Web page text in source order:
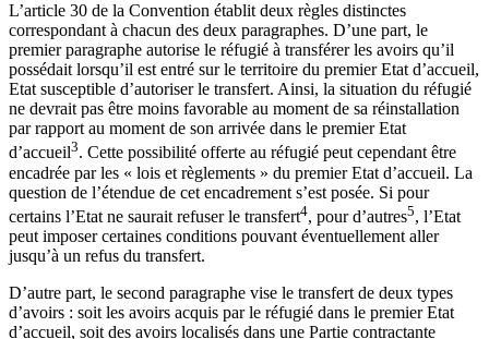
L’article 30 de la Convention établit deux règles distinctes
correspondant à chacun des deux paragraphes. D’une part, le
premier paragraphe autorise le réfugié à transférer les avoirs qu’il
possédait lorsqu’il est entré sur le territoire du premier Etat d’accueil,
Etat susceptible d’autoriser le transfert. Ainsi, la situation du réfugié
ne devrait pas être moins favorable au moment de sa réinstallation
par rapport au moment de son arrivée dans le premier Etat
d’accueil3. Cette possibilité offerte au réfugié peut cependant être
encadrée par les « lois et règlements » du premier Etat d’accueil. La
question de l’étendue de cet encadrement s’est posée. Si pour
certains l’Etat ne saurait refuser le transfert4, pour d’autres5, l’Etat
peut imposer certaines conditions pouvant éventuellement aller
jusqu’à un refus du transfert.
D’autre part, le second paragraphe vise le transfert de deux types
d’avoirs : soit les avoirs acquis par le réfugié dans le premier Etat
d’accueil, soit des avoirs localisés dans une Partie contractante